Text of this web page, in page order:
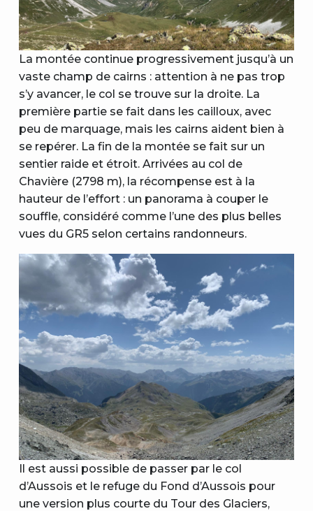
La montée continue progressivement jusqu’à un
vaste champ de cairns : attention à ne pas trop
s’y avancer, le col se trouve sur la droite. La
première partie se fait dans les cailloux, avec
peu de marquage, mais les cairns aident bien à
se repérer. La fin de la montée se fait sur un
sentier raide et étroit. Arrivées au col de
Chavière (2798 m), la récompense est à la
hauteur de l’effort : un panorama à couper le
souffle, considéré comme l’une des plus belles
vues du GR5 selon certains randonneurs.
Il est aussi possible de passer par le col
d’Aussois et le refuge du Fond d’Aussois pour
une version plus courte du Tour des Glaciers,